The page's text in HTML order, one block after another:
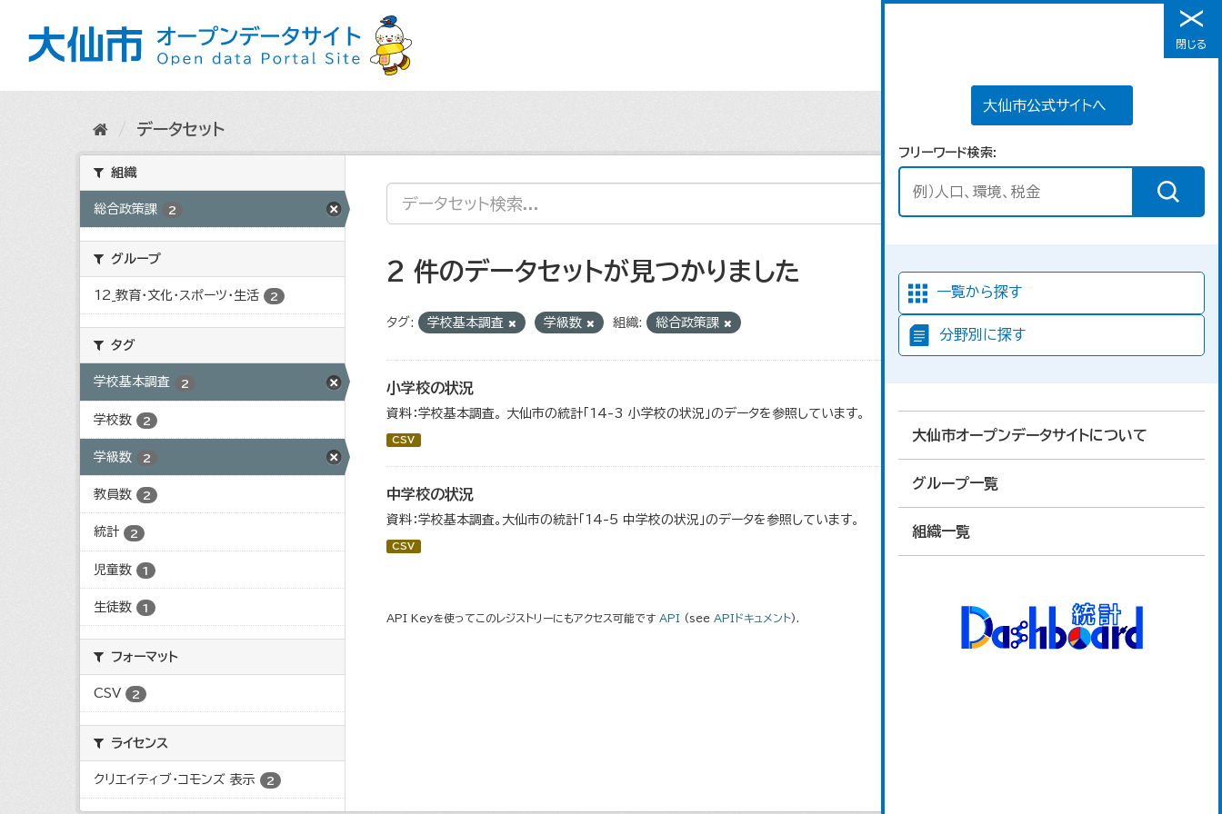
メニュー
大仙市公式サイトへ
フリーワード検索
一覧から探す
分野別に探す
大仙市オープンデータサイトについて
グループ一覧
組織一覧
閉じる
データセット
組織
総合政策課 2
グループ
12_教育・文化・スポーツ・生活 2
タグ
学校基本調査 2
学校数 2
学級数 2
教員数 2
統計 2
児童数 1
生徒数 1
フォーマット
CSV 2
ライセンス
クリエイティブ・コモンズ 表示 2
2 件のデータセットが見つかりました
タグ: 学校基本調査 学級数 組織: 総合政策課
小学校の状況
資料：学校基本調査。 大仙市の統計「14-3 小学校の状況」のデータを参照しています。
CSV
中学校の状況
資料：学校基本調査。大仙市の統計「14-5 中学校の状況」のデータを参照しています。
CSV
API Keyを使ってこのレジストリーにもアクセス可能です API (see APIドキュメント).